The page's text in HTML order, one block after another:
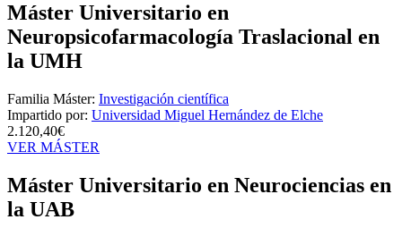
Máster Universitario en
Neuropsicofarmacología Traslacional en
la UMH
Familia Máster: Investigación científica
Impartido por: Universidad Miguel Hernández de Elche
2.120,40€
VER MÁSTER
Máster Universitario en Neurociencias en
la UAB